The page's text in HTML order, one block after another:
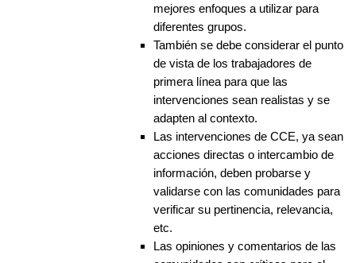
mejores enfoques a utilizar para
diferentes grupos.
También se debe considerar el punto
de vista de los trabajadores de
primera línea para que las
intervenciones sean realistas y se
adapten al contexto.
Las intervenciones de CCE, ya sean
acciones directas o intercambio de
información, deben probarse y
validarse con las comunidades para
verificar su pertinencia, relevancia,
etc.
Las opiniones y comentarios de las